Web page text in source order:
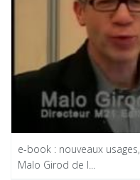
e-book : nouveaux
Malo Girod de l...